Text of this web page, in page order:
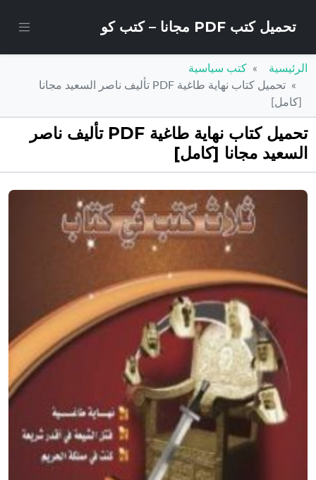
تحميل كتب PDF مجانا – كتب كو
الرئيسية
كتب سياسية
تحميل كتاب نهاية طاغية PDF تأليف ناصر السعيد مجانا
[كامل]
تحميل كتاب نهاية طاغية PDF تأليف ناصر
السعيد مجانا [كامل]